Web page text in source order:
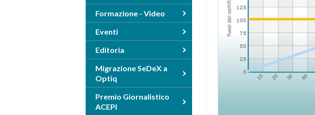
Formazione - Video
Eventi
Editoria
Migrazione SeDeX a
Optiq
Premio Giornalistico
ACEPI